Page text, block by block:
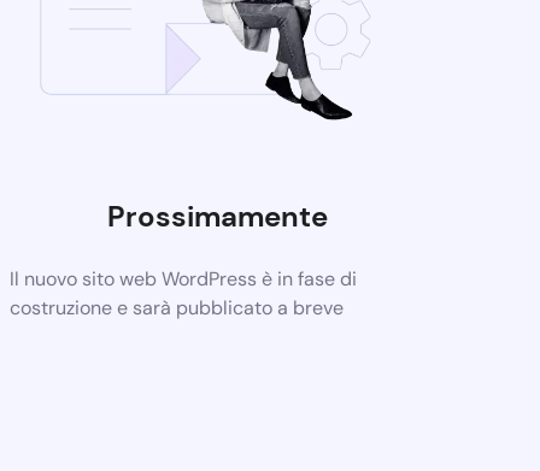
Prossimamente
Il nuovo sito web WordPress è in fase di
costruzione e sarà pubblicato a breve